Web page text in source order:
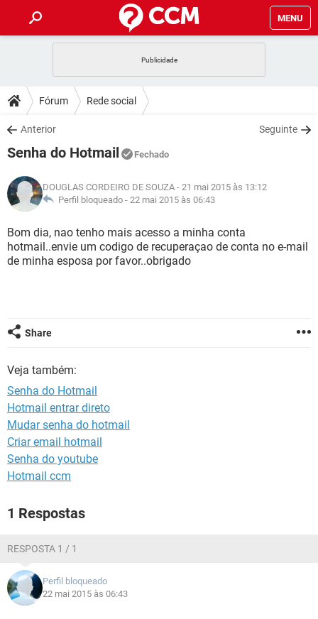
MENU
CELULAR
OUTLOOK
INSTAGRAM
GUIA DE COMPRAS
DICAS
JOGOS
INSTAGRAM GMAIL
GUIA DE COMPRAS
DOWNLOADS
JOGOS
CELULAR
OUTLOOK EXCEL
INSTAGRAM GMAIL
GUIA DE COMPRAS
JOGOS WHATSAPP
CELULAR
OUTLOOK EXCEL
INSTAGRAM GMAIL
GLOSSÁRIO
JOGOS WHATSAPP
CELULAR FACEBOOK
GUIA DE COMPRAS
Fórum Rede social
Anterior Seguinte
Senha do Hotmail Fechado
DOUGLAS CORDEIRO DE SOUZA - 21 mai 2015 às 13:12
Perfil bloqueado - 22 mai 2015 às 06:43
Bom dia, nao tenho mais acesso a minha conta
hotmail..envie um codigo de recuperaçao de conta no e-mail
de minha esposa por favor..obrigado
Share
Veja também:
Senha do Hotmail
Hotmail entrar direto
Mudar senha do hotmail
Criar email hotmail
Senha do youtube
Hotmail ccm
1 Respostas
RESPOSTA 1 / 1
Perfil bloqueado
22 mai 2015 às 06:43